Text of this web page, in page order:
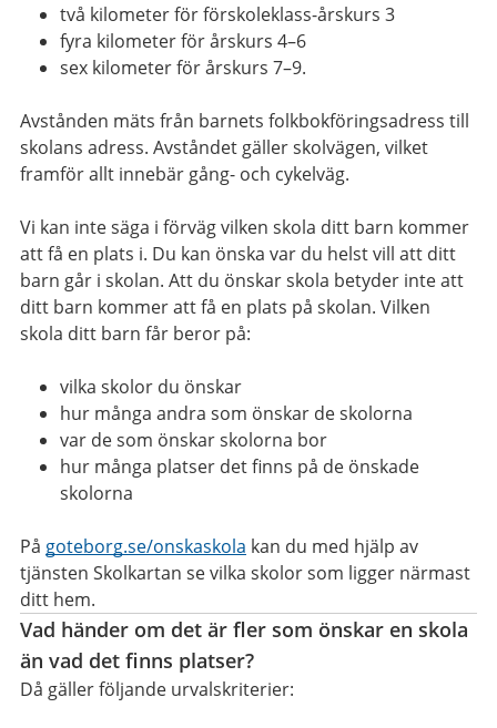
två kilometer för förskoleklass-årskurs 3
fyra kilometer för årskurs 4–6
sex kilometer för årskurs 7–9.
Avstånden mäts från barnets folkbokföringsadress till
skolans adress. Avståndet gäller skolvägen, vilket
framför allt innebär gång- och cykelväg.
Vi kan inte säga i förväg vilken skola ditt barn kommer
att få en plats i. Du kan önska var du helst vill att ditt
barn går i skolan. Att du önskar skola betyder inte att
ditt barn kommer att få en plats på skolan. Vilken
skola ditt barn får beror på:
vilka skolor du önskar
hur många andra som önskar de skolorna
var de som önskar skolorna bor
hur många platser det finns på de önskade
skolorna
På goteborg.se/onskaskola kan du med hjälp av
tjänsten Skolkartan se vilka skolor som ligger närmast
ditt hem.
Vad händer om det är fler som önskar en skola
än vad det finns platser?
Då gäller följande urvalskriterier: